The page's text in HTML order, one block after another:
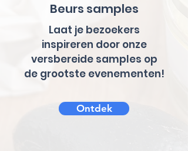
Beurs samples
Laat je bezoekers
inspireren door onze
versbereide samples op
de grootste evenementen!
Ontdek